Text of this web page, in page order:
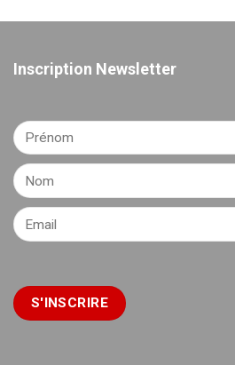
Inscription Newsletter